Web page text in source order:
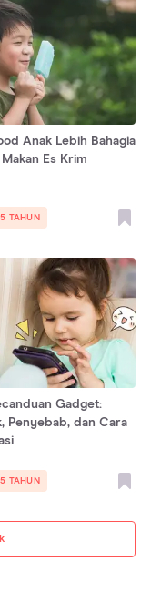
Anak Lebih Bahagia
Es Krim
TAHUN
Gadget:
Penyebab, dan Cara
TAHUN